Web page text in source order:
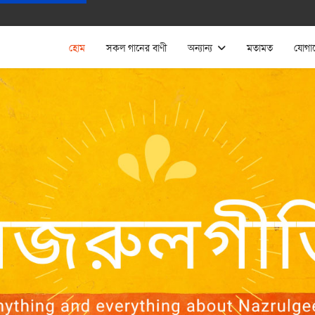
হোম সকল গানের বাণী অন্যান্য মতামত